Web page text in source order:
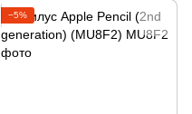
−5%